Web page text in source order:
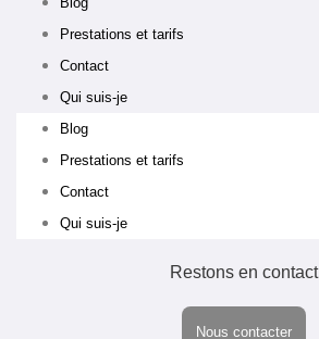
Prestations et tarifs
Contact
Qui suis-je
Blog
Prestations et tarifs
Contact
Qui suis-je
Restons en contact
Nous contacter